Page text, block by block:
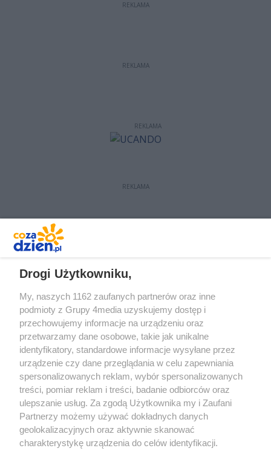
REKLAMA
REKLAMA
REKLAMA
REKLAMA
Prywatność Reklama Redakcja Praca Kielce
Drogi Użytkowniku,
My, naszych 1162 zaufanych partnerów oraz inne
podmioty z Grupy 4media uzyskujemy dostęp i
przechowujemy informacje na urządzeniu oraz
przetwarzamy dane osobowe, takie jak unikalne
identyfikatory, standardowe informacje wysyłane przez
urządzenie czy dane przeglądania w celu zapewniania
spersonalizowanych reklam, wybór spersonalizowanych
treści, pomiar reklam i treści, badanie odbiorców oraz
ulepszanie usług. Za zgodą Użytkownika my i Zaufani
Partnerzy możemy używać dokładnych danych
geolokalizacyjnych oraz aktywnie skanować
charakterystykę urządzenia do celów identyfikacji.